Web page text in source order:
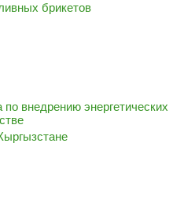
брикетов
внедрению энергетических